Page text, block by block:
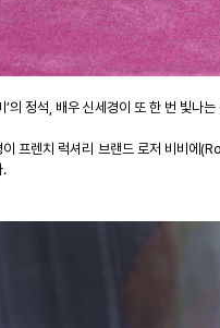
’의 정석 배우 신세경이 또 한 번 빛나
이 프렌치 럭셔리 브랜드 로저 비비에
.